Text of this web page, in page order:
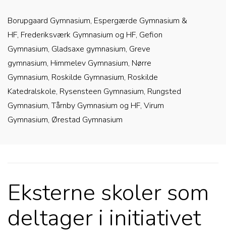
Borupgaard Gymnasium, Espergærde Gymnasium &
HF, Frederiksværk Gymnasium og HF, Gefion
Gymnasium, Gladsaxe gymnasium, Greve
gymnasium, Himmelev Gymnasium, Nørre
Gymnasium, Roskilde Gymnasium, Roskilde
Katedralskole, Rysensteen Gymnasium, Rungsted
Gymnasium, Tårnby Gymnasium og HF, Virum
Gymnasium, Ørestad Gymnasium
Eksterne skoler som
deltager i initiativet